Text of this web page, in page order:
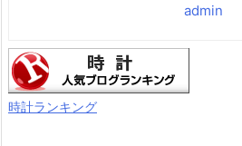
admin
時計ランキング